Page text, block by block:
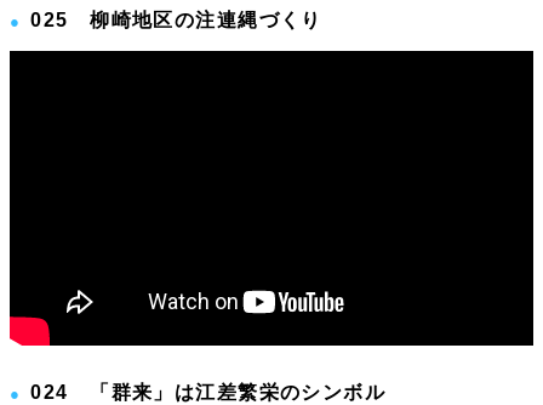
025 柳崎地区の注連縄づくり
024 「群来」は江差繁栄のシンボル